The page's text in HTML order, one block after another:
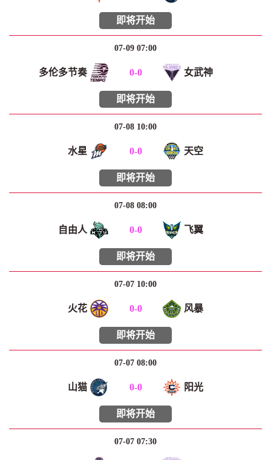
即将开始
07-09 07:00
多伦多节奏 0-0 女武神
即将开始
07-08 10:00
水星 0-0 天空
即将开始
07-08 08:00
自由人 0-0 飞翼
即将开始
07-07 10:00
火花 0-0 风暴
即将开始
07-07 08:00
山猫 0-0 阳光
即将开始
07-07 07:30